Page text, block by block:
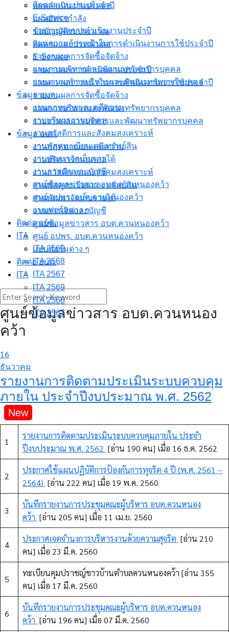
แผนดำเนินงานประจำปี
แผนอัตรากำลัง
ข้อบัญญัติงบประมาณ
ติดตามและประเมินผล
E-Service
รายงานผลการดำเนินงานประจำปี
แผนความก้าวหน้าในการดำเนินงานการใช้ประจำปี
รายงานผลการจัดซื้อจัดจ้าง
แผนการบริหารและพัฒนาทรัพยากรบุคคล
รายงานผลการบริหารและพัฒนาทรัพยากรบุคคล
ข้อมูล อบต.
งานกฎหมายและคดีความ
งาบบริหารงานบุคคล
งานสวัสดิการและสังคมสงเคราะห์
งานพัสดุทะเบียนและทรัพย์สิน
งานพัฒนาจัดเก็บรายได้
งานการเงินและบัญชี
ศูนย์ข้อมูลข่าวสาร อบต.ควนหนองคว้า
ศูนย์ อปพร. อบต.ควนหนองคว้า
แบบฟอร์มต่าง ๆ
ติดต่อ อบต.
ITA
ITA 2569
ITA 2568
ITA 2567
ติดตามและประเมินผล
E-Service
รายงานผลการดำเนินงานประจำปี
แผนความก้าวหน้าในการดำเนินงานการใช้ประจำปี
รายงานผลการจัดซื้อจัดจ้าง
แผนการบริหารและพัฒนาทรัพยากรบุคคล
รายงานผลการบริหารและพัฒนาทรัพยากรบุคคล
ข้อมูล อบต.
งานกฎหมายและคดีความ
งาบบริหารงานบุคคล
งานสวัสดิการและสังคมสงเคราะห์
งานพัสดุทะเบียนและทรัพย์สิน
งานพัฒนาจัดเก็บรายได้
งานการเงินและบัญชี
ศูนย์ข้อมูลข่าวสาร อบต.ควนหนองคว้า
ศูนย์ อปพร. อบต.ควนหนองคว้า
แบบฟอร์มต่าง ๆ
ติดต่อ อบต.
ITA
ITA 2569
ITA 2568
ITA 2567
Search
for:
ศูนย์ข้อมูลข่าวสาร อบต.ควนหนอง
คว้า
16
ธันวาคม
รายงานการติดตามประเมินระบบควบคุม
ภายใน ประจำปีงบประมาณ พ.ศ. 2562
1
รายงานการติดตามประเมินระบบควบคุมภายใน ประจำ
ปีงบประมาณ พ.ศ. 2562 [อ่าน 190 คน] เมื่อ 16 ธ.ค. 2562
2
ประกาศใช้แผนปฏิบัติการป้องกันการทุจริต 4 ปี (พ.ศ. 2561 –
2564) [อ่าน 222 คน] เมื่อ 19 พ.ค. 2560
3
บันทึกรายงานการประชุมคณะผู้บริหาร อบต.ควนหนอง
คว้า [อ่าน 205 คน] เมื่อ 11 เม.ย. 2560
4
ประกาศเจตจำนงการบริหารงานด้วยความสุจริต [อ่าน 210
คน] เมื่อ 23 มี.ค. 2560
5
ทะเบียนคุมปราชญ์ชาวบ้านตำบลควนหนองคว้า [อ่าน 355
คน] เมื่อ 17 มี.ค. 2560
6
บันทึกรายงานการประชุมคณะผู้บริหาร อบต.ควนหนอง
คว้า [อ่าน 196 คน] เมื่อ 07 มี.ค. 2560